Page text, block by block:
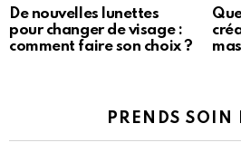
De nouvelles lunettes
pour changer de visage :
comment faire son choix ?
PRENDS SOIN